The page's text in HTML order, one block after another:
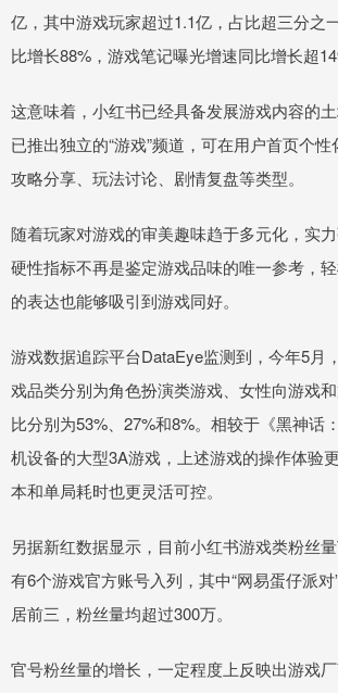
亿，其中游戏玩家超过1.1亿，占比超三分之
比增长88%，游戏笔记曝光增速同比增长超
这意味着，小红书已经具备发展游戏内容的
已推出独立的“游戏”频道，可在用户首页个
攻略分享、玩法讨论、剧情复盘等类型。
随着玩家对游戏的审美趣味趋于多元化，实
硬性指标不再是鉴定游戏品味的唯一参考，
的表达也能够吸引到游戏同好。
游戏数据追踪平台DataEye监测到，今年5月
戏品类分别为角色扮演类游戏、女性向游戏
比分别为53%、27%和8%。相较于《黑神话
机设备的大型3A游戏，上述游戏的操作体验
本和单局耗时也更灵活可控。
另据新红数据显示，目前小红书游戏类粉丝
有6个游戏官方账号入列，其中“网易蛋仔派对
居前三，粉丝量均超过300万。
官号粉丝量的增长，一定程度上反映出游戏